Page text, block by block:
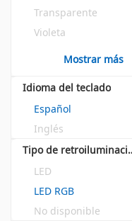
Transparente
Violeta
Mostrar más
Idioma del teclado
Español
Inglés
Tipo
LED
LED RGB
No disponible